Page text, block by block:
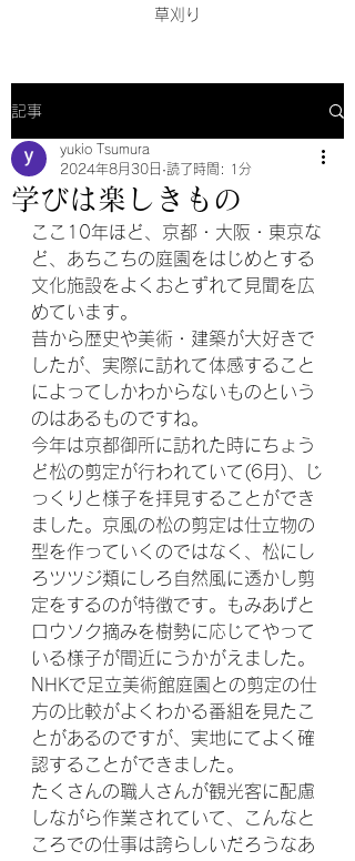
草刈り
記事
学びは楽しきもの
yukio Tsumura
2024年8月30日 読了時間: 1分
ここ10年ほど、京都・大阪・東京な
ど、あちこちの庭園をはじめとする
文化施設をよくおとずれて見聞を広
めています。
昔から歴史や美術・建築が大好きで
したが、実際に訪れて体感すること
によってしかわからないものという
のはあるものですね。
今年は京都御所に訪れた時にちょう
ど松の剪定が行われていて(6月)、じ
っくりと様子を拝見することができ
ました。京風の松の剪定は仕立物の
型を作っていくのではなく、松にし
ろツツジ類にしろ自然風に透かし剪
定をするのが特徴です。もみあげと
ロウソク摘みを樹勢に応じてやって
いる様子が間近にうかがえました。
NHKで足立美術館庭園との剪定の仕
方の比較がよくわかる番組を見たこ
とがあるのですが、実地にてよく確
認することができました。
たくさんの職人さんが観光客に配慮
しながら作業されていて、こんなと
ころでの仕事は誇らしいだろうなあ